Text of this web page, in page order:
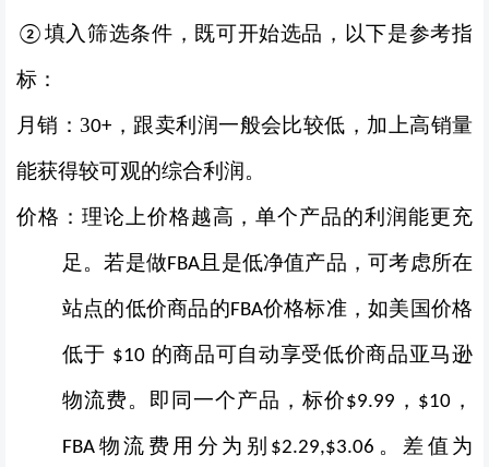
② 填入筛选条件，既可开始选品，以下是参考指
标：
月销：30+ ，跟卖利润一般会比较低，加上高销量
能获得较可观的综合利润。
价格：理论上价格越高，单个产品的利润能更充
足。若是做 FBA 且是低净值产品，可考虑所在
站点的低价商品的 FBA价格标准，如美国价格
低于 $10 的商品可自动享受低价商品亚马逊
物流费。即同一个产品，标价$9.99， $10 ，
FBA 物流费用分为别 $2.29,$3.06 。 差值为